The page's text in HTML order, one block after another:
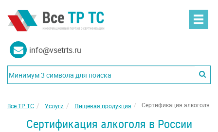
info@vsetrts.ru
Все ТР ТС Услуги Пищевая продукция Сертификация алкоголя
Сертификация алкоголя в России